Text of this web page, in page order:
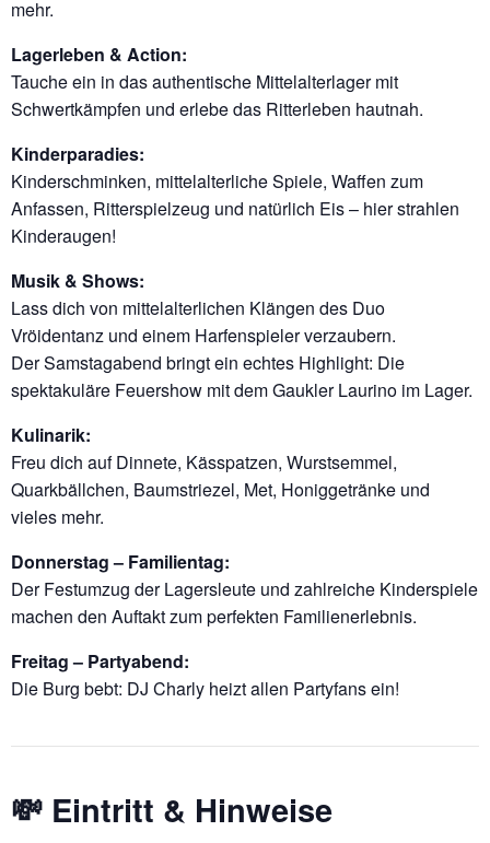
mehr.
Lagerleben & Action:
Tauche ein in das authentische Mittelalterlager mit
Schwertkämpfen und erlebe das Ritterleben hautnah.
Kinderparadies:
Kinderschminken, mittelalterliche Spiele, Waffen zum
Anfassen, Ritterspielzeug und natürlich Eis – hier strahlen
Kinderaugen!
Musik & Shows:
Lass dich von mittelalterlichen Klängen des Duo
Vröidentanz und einem Harfenspieler verzaubern.
Der Samstagabend bringt ein echtes Highlight: Die
spektakuläre Feuershow mit dem Gaukler Laurino im Lager.
Kulinarik:
Freu dich auf Dinnete, Kässpatzen, Wurstsemmel,
Quarkbällchen, Baumstriezel, Met, Honiggetränke und
vieles mehr.
Donnerstag – Familientag:
Der Festumzug der Lagersleute und zahlreiche Kinderspiele
machen den Auftakt zum perfekten Familienerlebnis.
Freitag – Partyabend:
Die Burg bebt: DJ Charly heizt allen Partyfans ein!
💸 Eintritt & Hinweise